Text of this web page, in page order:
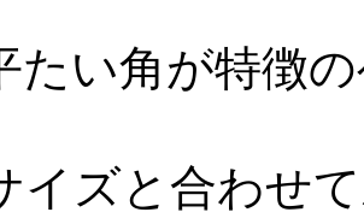
たい角が特徴
イズと合わせ